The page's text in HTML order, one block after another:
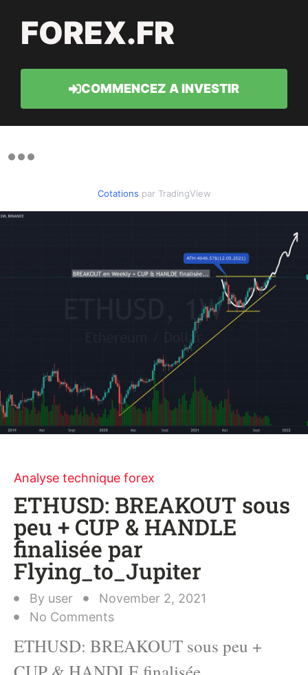
FOREX.FR
COMMENCEZ A INVESTIR
Cotations par TradingView
Analyse technique forex
ETHUSD: BREAKOUT sous
peu + CUP & HANDLE
finalisée par
Flying_to_Jupiter
By user
November 2, 2021
No Comments
ETHUSD: BREAKOUT sous peu +